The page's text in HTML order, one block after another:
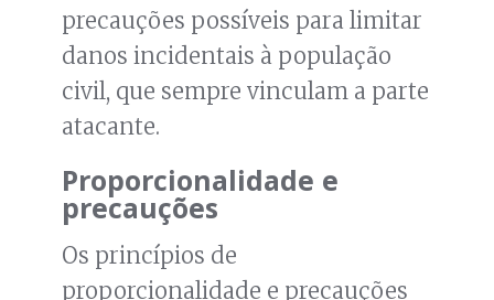
precauções possíveis para limitar
danos incidentais à população
civil, que sempre vinculam a parte
atacante.
Proporcionalidade e
precauções
Os princípios de
proporcionalidade e precauções